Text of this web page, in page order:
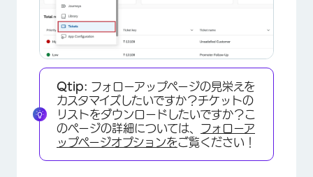
Qtip: フォローアップページの見栄えを
カスタマイズしたいですか？チケットの
リストをダウンロードしたいですか？こ
のページの詳細については、 フォローア
ップページオプションをご覧ください！